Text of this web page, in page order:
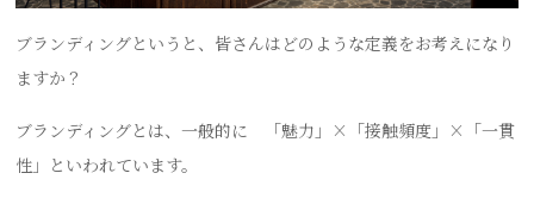
ブランディングというと、皆さんはどのような定義をお考えになり
ますか？
ブランディングとは、一般的に 「魅力」×「接触頻度」×「一貫
性」といわれています。